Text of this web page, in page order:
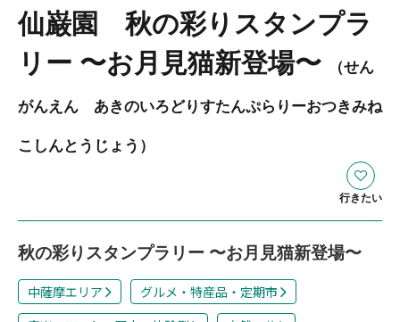
仙巌園 秋の彩りスタンプラ
リー 〜お月見猫新登場〜
（せん
がんえん あきのいろどりすたんぷらりーおつきみね
こしんとうじょう）
行きたい
秋の彩りスタンプラリー 〜お月見猫新登場〜
中薩摩エリア
グルメ・特産品・定期市